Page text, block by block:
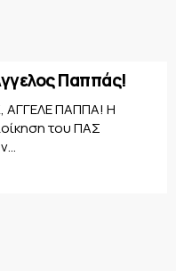
Παππάς!
ΑΓΓΕΛΕ ΠΑΠΠΑ! Η
του ΠΑΣ